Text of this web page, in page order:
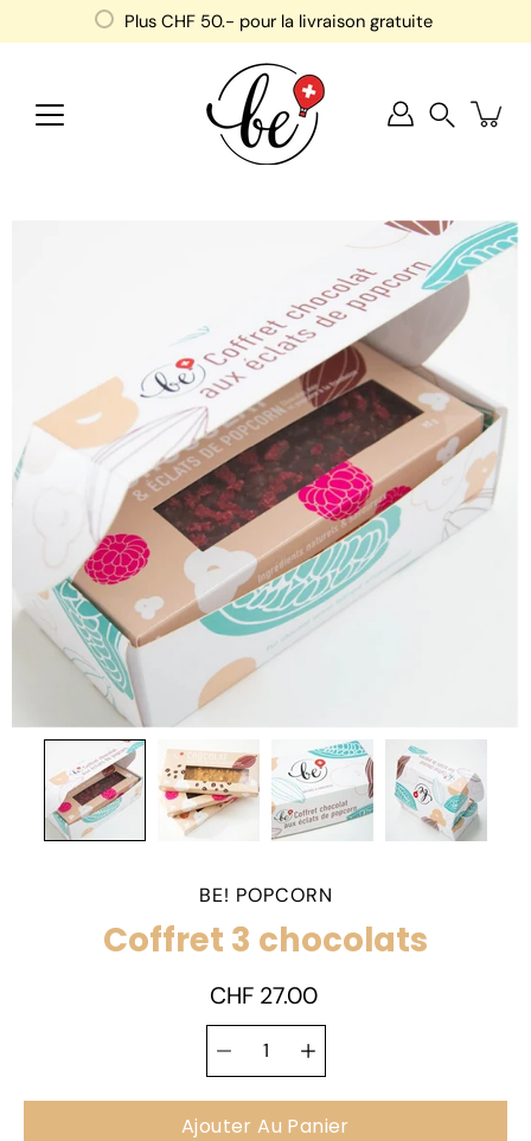
Plus CHF 50.- pour la livraison gratuite
BE! POPCORN
Coffret 3 chocolats
CHF 27.00
Sélectionnez
une
variante
Sélecteur de
quantité
Ajouter Au Panier